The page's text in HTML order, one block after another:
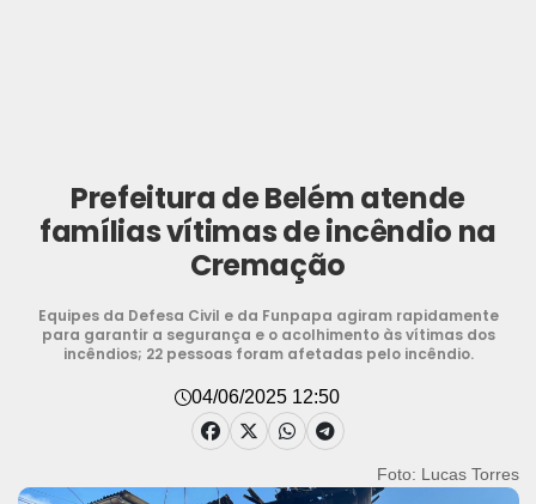
Prefeitura de Belém atende
famílias vítimas de incêndio na
Cremação
Equipes da Defesa Civil e da Funpapa agiram rapidamente
para garantir a segurança e o acolhimento às vítimas dos
incêndios; 22 pessoas foram afetadas pelo incêndio.
04/06/2025 12:50
Foto: Lucas Torres